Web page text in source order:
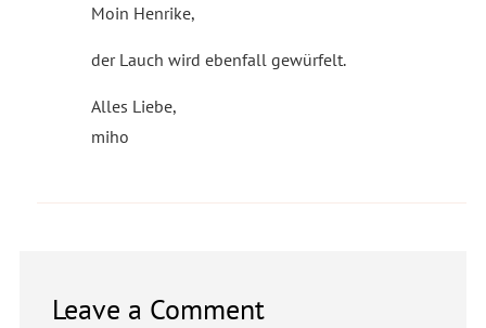
Moin Henrike,
der Lauch wird ebenfall gewürfelt.
Alles Liebe,
miho
Leave a Comment